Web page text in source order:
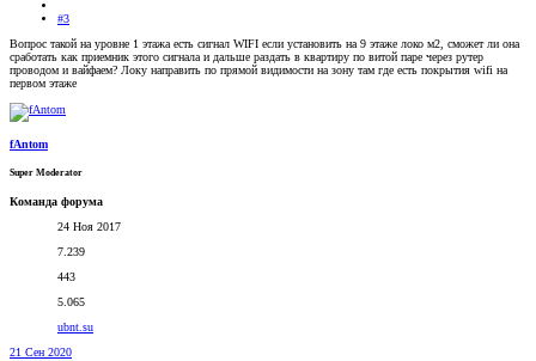
#3
Вопрос такой на уровне 1 этажа есть сигнал WIFI если установить на 9 этаже локо м2, сможет ли она
сработать как приемник этого сигнала и дальше раздать в квартиру по витой паре через рутер
проводом и вайфаем? Локу направить по прямой видимости на зону там где есть покрытия wifi на
первом этаже
fAntom
Super Moderator
Команда форума
24 Ноя 2017
7.239
443
5.065
ubnt.su
21 Сен 2020